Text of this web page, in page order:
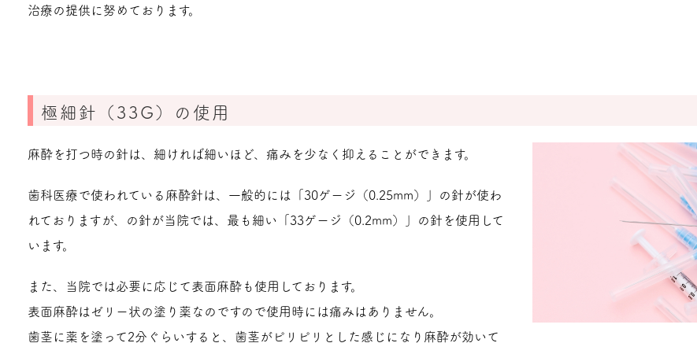
治療の提供に努めております。
極細針（33G）の使用
麻酔を打つ時の針は、細ければ細いほど、痛みを少なく抑えることができます。
歯科医療で使われている麻酔針は、一般的には「30ゲージ（0.25mm）」の針が使わ
れておりますが、の針が当院では、最も細い「33ゲージ（0.2mm）」の針を使用して
います。
また、当院では必要に応じて表面麻酔も使用しております。
表面麻酔はゼリー状の塗り薬なのですので使用時には痛みはありません。
歯茎に薬を塗って2分ぐらいすると、歯茎がピリピリとした感じになり麻酔が効いて